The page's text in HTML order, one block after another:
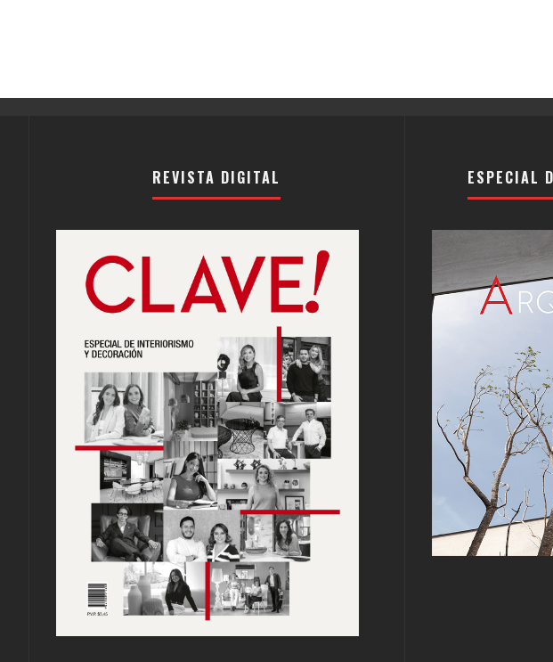
REVISTA DIGITAL ESPECIAL